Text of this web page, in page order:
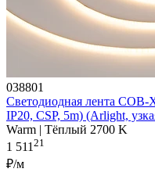
038801
Светодиодная лента
IP20, CSP, 5m) (Arlight,
Warm | Тёплый 2700 K
1 51121
₽/м